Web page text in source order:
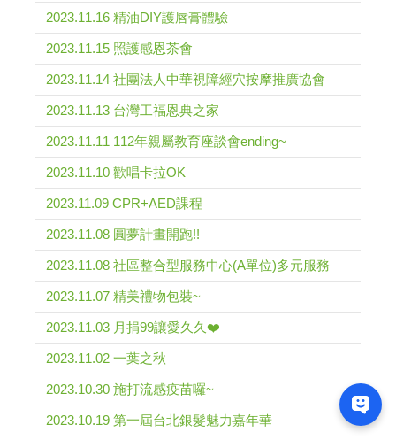
2023.11.16 精油DIY護唇膏體驗
2023.11.15 照護感恩茶會
2023.11.14 社團法人中華視障經穴按摩推廣協會
2023.11.13 台灣工福恩典之家
2023.11.11 112年親屬教育座談會ending~
2023.11.10 歡唱卡拉OK
2023.11.09 CPR+AED課程
2023.11.08 圓夢計畫開跑!!
2023.11.08 社區整合型服務中心(A單位)多元服務
2023.11.07 精美禮物包裝~
2023.11.03 月捐99讓愛久久❤️
2023.11.02 一葉之秋
2023.10.30 施打流感疫苗囉~
2023.10.19 第一屆台北銀髮魅力嘉年華